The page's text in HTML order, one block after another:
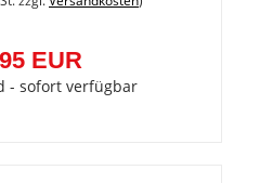
EUR
- sofort verfügbar